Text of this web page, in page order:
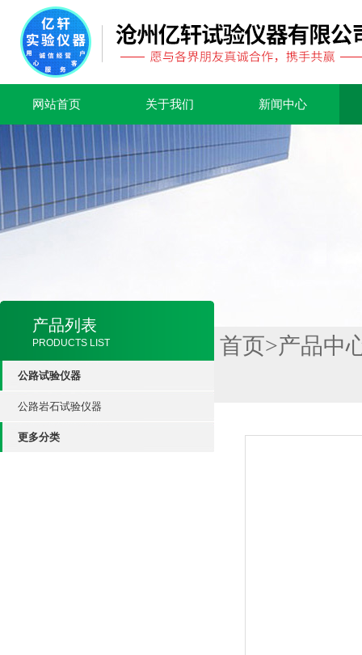
网站首页 关于我们 新闻中心
产品列表
PRODUCTS LIST
公路试验仪器
公路岩石试验仪器
更多分类
首页>产品中